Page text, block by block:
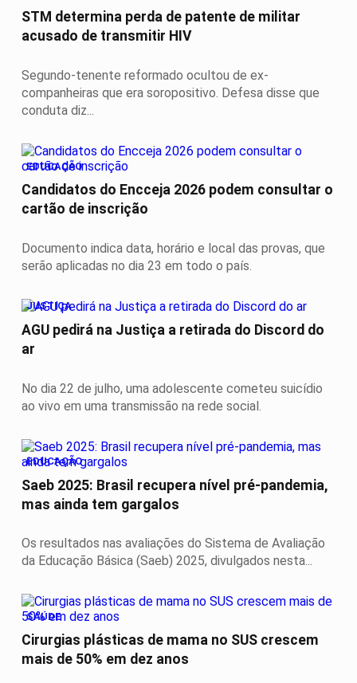
STM determina perda de patente de militar
acusado de transmitir HIV
Segundo-tenente reformado ocultou de ex-
companheiras que era soropositivo. Defesa disse que
conduta diz...
EDUCAÇÃO
Candidatos do Encceja 2026 podem consultar o
cartão de inscrição
Documento indica data, horário e local das provas, que
serão aplicadas no dia 23 em todo o país.
JUSTIÇA
AGU pedirá na Justiça a retirada do Discord do
ar
No dia 22 de julho, uma adolescente cometeu suicídio
ao vivo em uma transmissão na rede social.
EDUCAÇÃO
Saeb 2025: Brasil recupera nível pré-pandemia,
mas ainda tem gargalos
Os resultados nas avaliações do Sistema de Avaliação
da Educação Básica (Saeb) 2025, divulgados nesta...
SAÚDE
Cirurgias plásticas de mama no SUS crescem
mais de 50% em dez anos